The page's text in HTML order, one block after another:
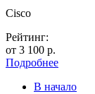
Cisco
Рейтинг:
от 3 100 р.
Подробнее
В начало